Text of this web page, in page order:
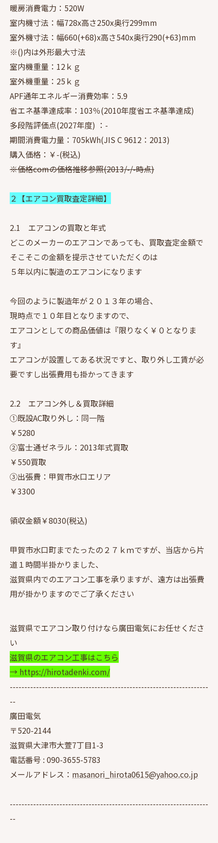
暖房消費電力：520W
室内機寸法：幅728x高さ250x奥行299mm
室外機寸法：幅660(+68)x高さ540x奥行290(+63)mm
※()内は外形最大寸法
室内機重量：12ｋｇ
室外機重量：25ｋｇ
APF通年エネルギー消費効率：5.9
省エネ基準達成率：103％(2010年度省エネ基準達成)
多段階評価点(2027年度) ：-
期間消費電力量：705kWh(JIS C 9612：2013)
購入価格：￥-(税込)
※価格comの価格推移参照(2013/-/-時点)
２【エアコン買取査定詳細】
2.1 エアコンの買取と年式
どこのメーカーのエアコンであっても、買取査定金額で
そこそこの金額を提示させていただくのは
５年以内に製造のエアコンになります
今回のように製造年が２０１３年の場合、
現時点で１０年目となりますので、
エアコンとしての商品価値は『限りなく￥０となりま
す』
エアコンが設置してある状況ですと、取り外し工賃が必
要ですし出張費用も掛かってきます
2.2 エアコン外し＆買取詳細
①既設AC取り外し：同一階
￥5280
②富士通ゼネラル：2013年式買取
￥550買取
③出張費：甲賀市水口エリア
￥3300
領収金額￥8030(税込)
甲賀市水口町までたったの２７ｋｍですが、当店から片
道１時間半掛かりました、
滋賀県内でのエアコン工事を承りますが、遠方は出張費
用が掛かりますのでご了承ください
滋賀県でエアコン取り付けなら廣田電気にお任せくださ
い
滋賀県のエアコン工事はこちら
→ https://hirotadenki.com/
--------------------------------------------------------------------
--
廣田電気
〒520-2144
滋賀県大津市大萱7丁目1-3
電話番号 : 090-3655-5783
メールアドレス： masanori_hirota0615@yahoo.co.jp
--------------------------------------------------------------------
--